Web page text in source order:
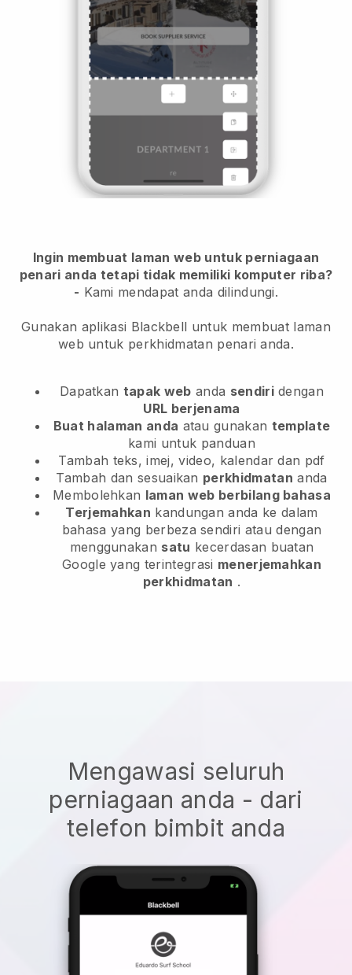
Ingin membuat laman web untuk perniagaan
penari anda tetapi tidak memiliki komputer riba?
- Kami mendapat anda dilindungi.
Gunakan aplikasi Blackbell untuk membuat laman
web untuk perkhidmatan penari anda.
Dapatkan tapak web anda sendiridengan
URL berjenama
Buat halaman anda atau gunakan template
kami untuk panduan
Tambah teks, imej, video, kalendar dan pdf
Tambah dan sesuaikan perkhidmatan anda
Membolehkan laman web berbilang bahasa
Terjemahkan kandungan anda ke dalam
bahasa yang berbeza sendiri atau dengan
menggunakan satu kecerdasan buatan
Google yang terintegrasi menerjemahkan
perkhidmatan .
Mengawasi seluruh
perniagaan anda - dari
telefon bimbit anda